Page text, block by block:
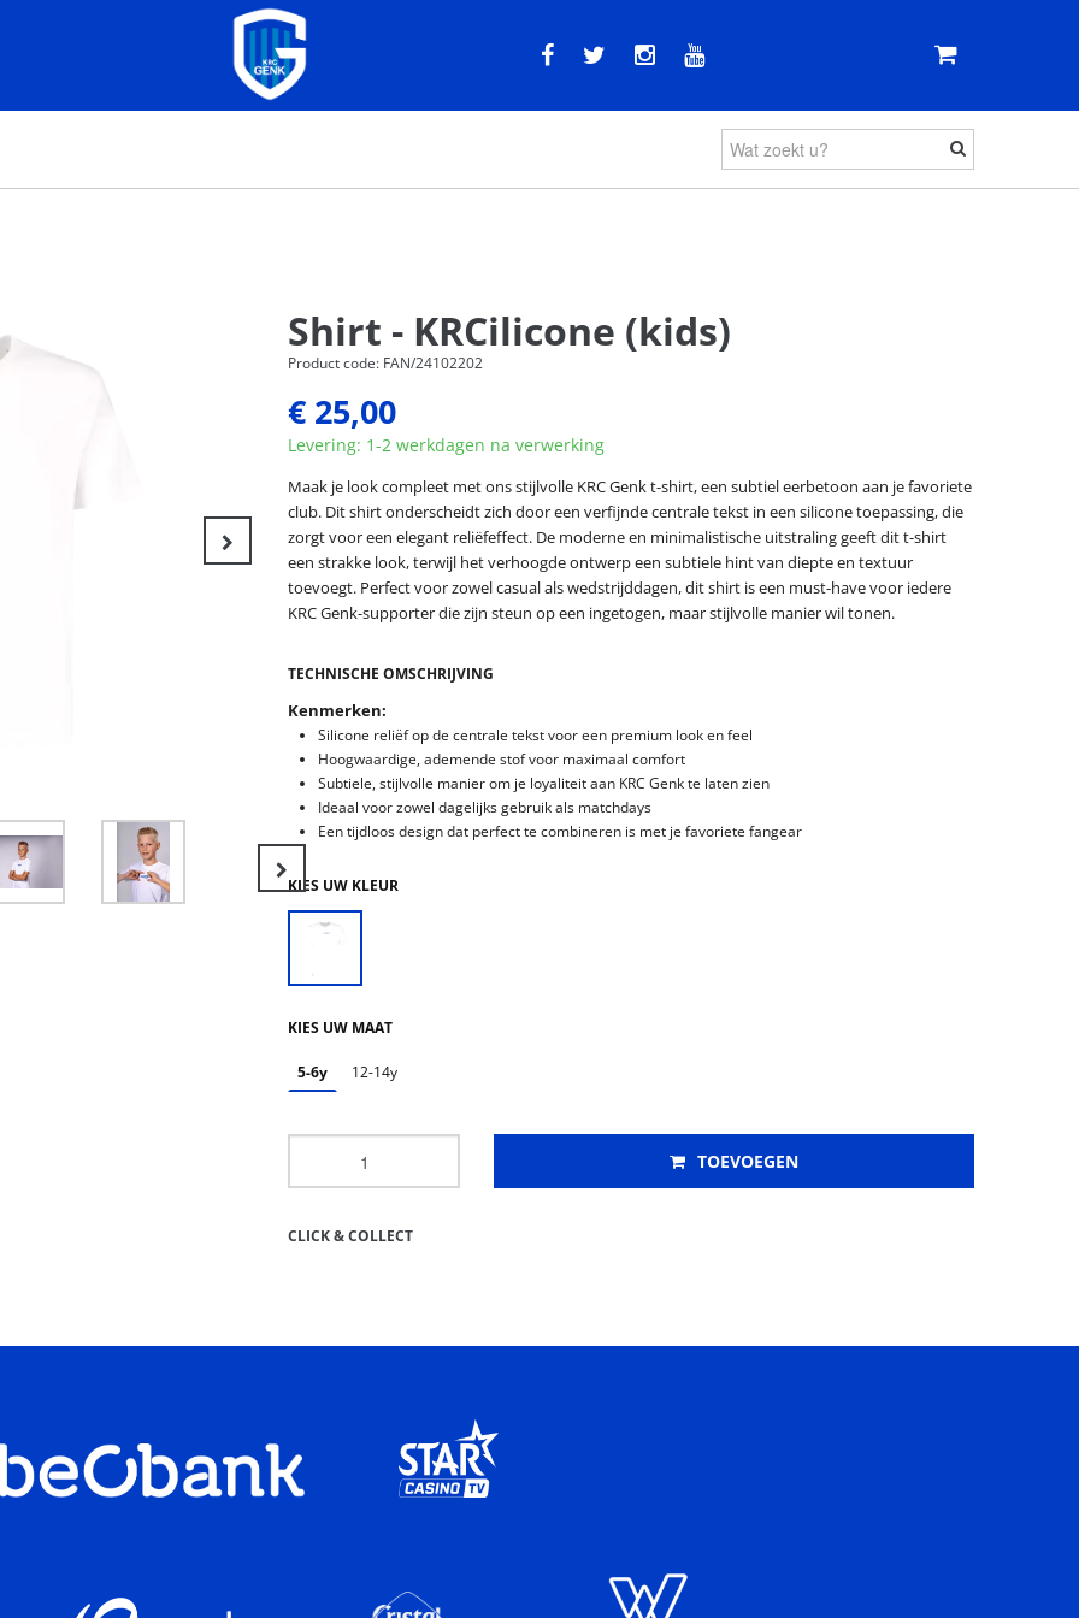
Next
Shirt - KRCilicone (kids)
Product code: FAN/24102202
€ 25,00
Levering: 1-2 werkdagen na verwerking
Maak je look compleet met ons stijlvolle KRC Genk t-shirt, een subtiel eerbetoon aan je favoriete
club. Dit shirt onderscheidt zich door een verfijnde centrale tekst in een silicone toepassing, die
zorgt voor een elegant reliëfeffect. De moderne en minimalistische uitstraling geeft dit t-shirt
een strakke look, terwijl het verhoogde ontwerp een subtiele hint van diepte en textuur
toevoegt. Perfect voor zowel casual als wedstrijddagen, dit shirt is een must-have voor iedere
KRC Genk-supporter die zijn steun op een ingetogen, maar stijlvolle manier wil tonen.
TECHNISCHE OMSCHRIJVING
Kenmerken:
Silicone reliëf op de centrale tekst voor een premium look en feel
Hoogwaardige, ademende stof voor maximaal comfort
Subtiele, stijlvolle manier om je loyaliteit aan KRC Genk te laten zien
Ideaal voor zowel dagelijks gebruik als matchdays
Een tijdloos design dat perfect te combineren is met je favoriete fangear
KIES UW KLEUR
KIES UW MAAT
5-6y 12-14y
TOEVOEGEN
CLICK & COLLECT